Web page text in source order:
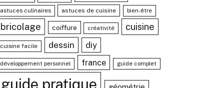
astuces culinaires astuces de cuisine bien-être
bricolage coiffure créativité cuisine
cuisine facile dessin diy
développement personnel france guide complet
guide pratique